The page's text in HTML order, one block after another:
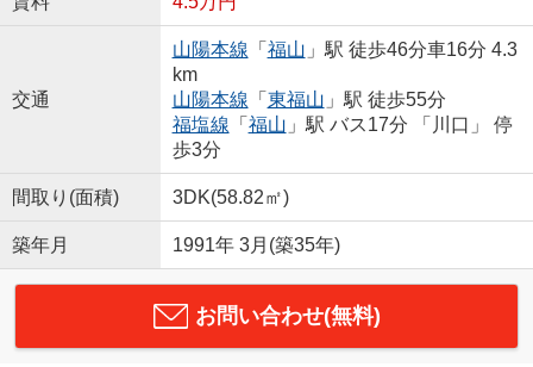
交通
山陽本線 「 福山 」駅 徒歩46分車16分 4.3
km
山陽本線 「 東福山 」駅 徒歩55分
福塩線 「 福山 」駅 バス17分 「川口」 停
歩3分
間取り(面積) 3DK(58.82㎡)
築年月 1991年 3月(築35年)
お問い合わせ(無料)